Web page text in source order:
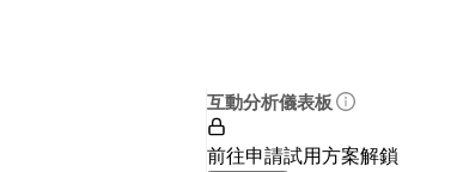
互動分析儀表板
前往申請試用方案解鎖